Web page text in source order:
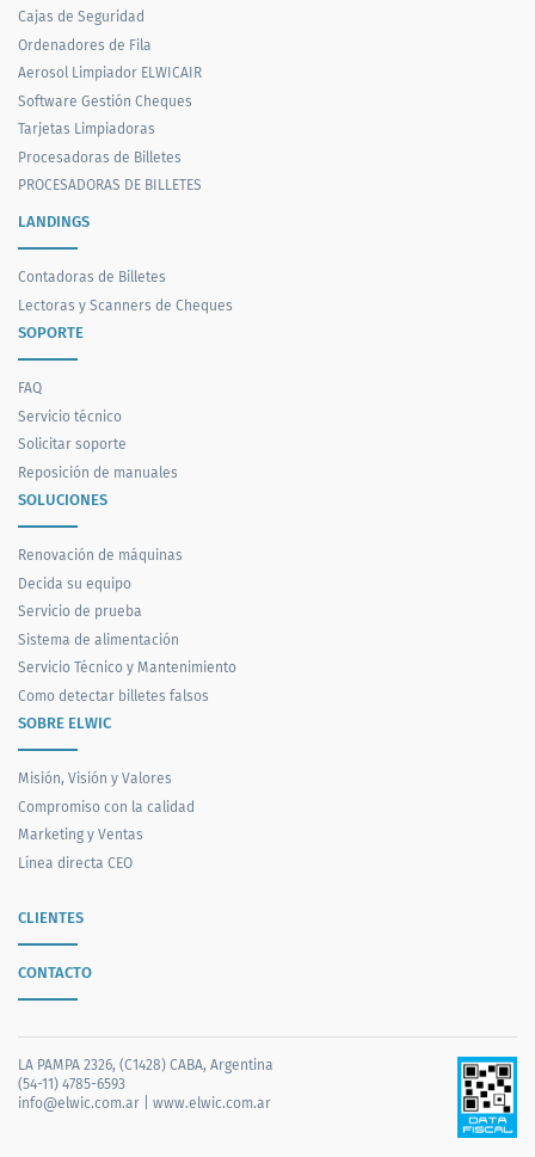
Cajas de Seguridad
Ordenadores de Fila
Aerosol Limpiador ELWICAIR
Software Gestión Cheques
Tarjetas Limpiadoras
Procesadoras de Billetes
PROCESADORAS DE BILLETES
LANDINGS
Contadoras de Billetes
Lectoras y Scanners de Cheques
SOPORTE
FAQ
Servicio técnico
Solicitar soporte
Reposición de manuales
SOLUCIONES
Renovación de máquinas
Decida su equipo
Servicio de prueba
Sistema de alimentación
Servicio Técnico y Mantenimiento
Como detectar billetes falsos
SOBRE ELWIC
Misión, Visión y Valores
Compromiso con la calidad
Marketing y Ventas
Línea directa CEO
CLIENTES
CONTACTO
LA PAMPA 2326, (C1428) CABA, Argentina
(54-11) 4785-6593
info@elwic.com.ar
www.elwic.com.ar